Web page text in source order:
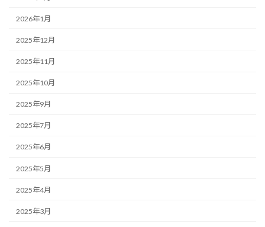
2026年1月
2025年12月
2025年11月
2025年10月
2025年9月
2025年7月
2025年6月
2025年5月
2025年4月
2025年3月